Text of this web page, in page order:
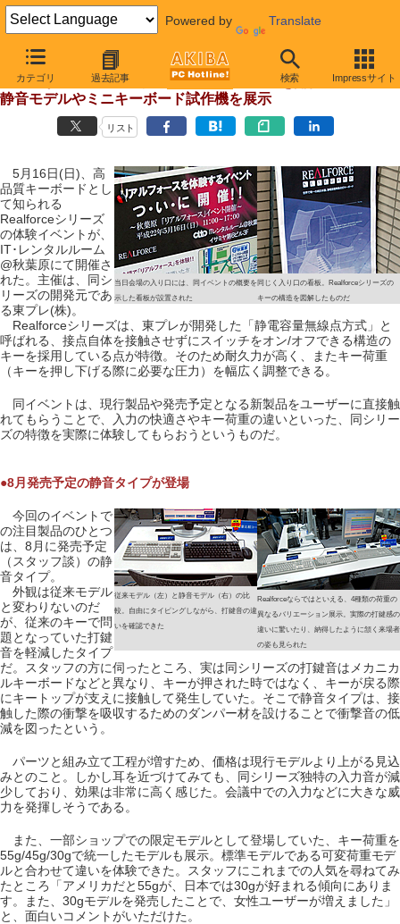
Powered by Translate
カテゴリ 過去記事 検索 Impressサイト
【 2010年5月22日号 】
東プレがRealforceシリーズの体験イベントを開催、
静音モデルやミニキーボード試作機を展示
リスト
当日会場の入り口には、同イベントの概要を
示した看板が設置された
同じく入り口の看板。Realforceシリーズの
キーの構造を図解したものだ
5月16日(日)、高
品質キーボードとし
て知られる
Realforceシリーズ
の体験イベントが、
IT･レンタルルーム
@秋葉原にて開催さ
れた。主催は、同シ
リーズの開発元であ
る東プレ(株)。
Realforceシリーズは、東プレが開発した「静電容量無線点方式」と
呼ばれる、接点自体を接触させずにスイッチをオン/オフできる構造の
キーを採用している点が特徴。そのため耐久力が高く、またキー荷重
（キーを押し下げる際に必要な圧力）を幅広く調整できる。
同イベントは、現行製品や発売予定となる新製品をユーザーに直接触
れてもらうことで、入力の快適さやキー荷重の違いといった、同シリー
ズの特徴を実際に体験してもらおうというものだ。
●8月発売予定の静音タイプが登場
従来モデル（左）と静音モデル（右）の比
較。自由にタイピングしながら、打鍵音の違
いを確認できた
Realforceならではといえる、4種類の荷重の
異なるバリエーション展示。実際の打鍵感の
違いに驚いたり、納得したように頷く来場者
の姿も見られた
今回のイベントで
の注目製品のひとつ
は、8月に発売予定
（スタッフ談）の静
音タイプ。
外観は従来モデル
と変わりないのだ
が、従来のキーで問
題となっていた打鍵
音を軽減したタイプ
だ。スタッフの方に伺ったところ、実は同シリーズの打鍵音はメカニカ
ルキーボードなどと異なり、キーが押された時ではなく、キーが戻る際
にキートップが支えに接触して発生していた。そこで静音タイプは、接
触した際の衝撃を吸収するためのダンパー材を設けることで衝撃音の低
減を図ったという。
パーツと組み立て工程が増すため、価格は現行モデルより上がる見込
みとのこと。しかし耳を近づけてみても、同シリーズ独特の入力音が減
少しており、効果は非常に高く感じた。会議中での入力などに大きな威
力を発揮しそうである。
また、一部ショップでの限定モデルとして登場していた、キー荷重を
55g/45g/30gで統一したモデルも展示。標準モデルである可変荷重モデ
ルと合わせて違いを体験できた。スタッフにこれまでの人気を尋ねてみ
たところ「アメリカだと55gが、日本では30gが好まれる傾向にありま
す。また、30gモデルを発売したことで、女性ユーザーが増えました」
と、面白いコメントがいただけた。